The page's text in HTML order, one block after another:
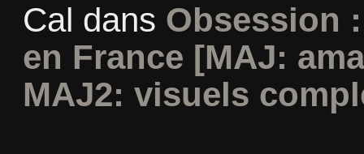
Cal dans Obsession
en France [MAJ:
MAJ2: visuels